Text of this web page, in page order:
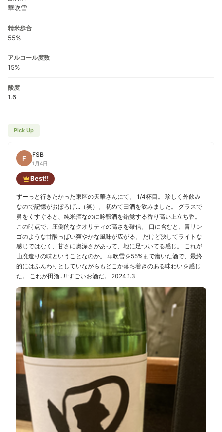
華吹雪
精米歩合
55%
アルコール度数
15%
酸度
1.6
Pick Up
F FSB
1月4日
Best!!
ずーっと行きたかった東区の天華さんにて。 1/4杯目。 珍しく外飲み
なので記憶がおぼろげ...（笑）。 初めて田酒を飲みました。 グラスで
鼻をくすぐると、純米酒なのに吟醸酒を錯覚する香り高い上立ち香。
この時点で、圧倒的なクオリティの高さを確信。 口に含むと、青リン
ゴのような甘酸っぱい爽やかな風味が広がる。 だけど決してライトな
感じではなく、甘さに奥深さがあって、地に足ついてる感じ。 これが
山廃造りの味ということなのか。 華吹雪を55%まで磨いた酒で、最終
的にはふんわりとしていながらもどこか落ち着きのある味わいを感じ
た。 これが田酒...!! すごいお酒だ。 2024.1.3